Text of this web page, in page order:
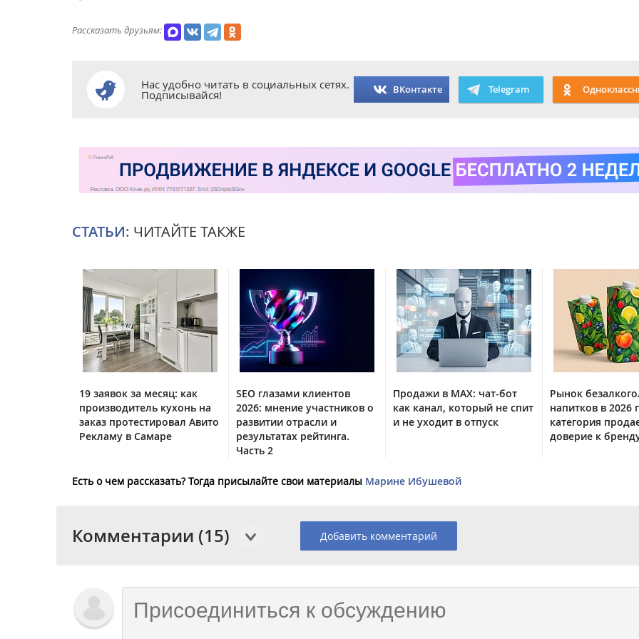
Рассказать друзьям:
Нас удобно читать в социальных сетях.
Подписывайся! ВКонтакте Telegram
СТАТЬИ: ЧИТАЙТЕ ТАКЖЕ
19 заявок за месяц: как
производитель кухонь на
заказ протестировал Авито
Рекламу в Самаре
SEO глазами клиентов
2026: мнение участников о
развитии отрасли и
результатах рейтинга.
Часть 2
Продажи в MAX: чат-бот
как канал, который не спит
и не уходит в отпуск
Рынок
напитков в 2026
категория
доверие к
Есть о чем рассказать? Тогда присылайте свои материалы Марине Ибушевой
Комментарии (15) Добавить комментарий